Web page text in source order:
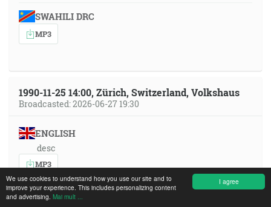
I agree
We use cookies to understand how you use our site and to
improve your experience. This includes personalizing content
and advertising. Mai mult ...
SWAHILI DRC
MP3
1990-11-25 14:00, Zürich, Switzerland, Volkshaus
Broadcasted: 2026-06-27 19:30
ENGLISH
desc
MP3
MAGYAR